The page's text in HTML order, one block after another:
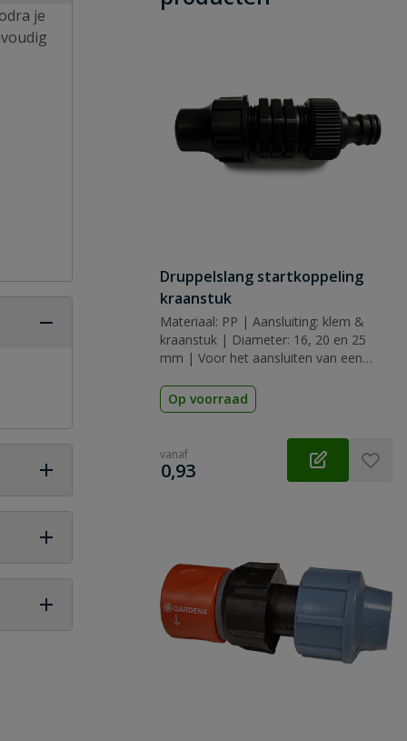
je
Druppelslang startkoppeling
kraanstuk
Materiaal: PP | Aansluiting: klem &
kraanstuk | Diameter: 16, 20 en 25
mm | Voor het aansluiten van een
Op voorraad
vanaf
€
0,93